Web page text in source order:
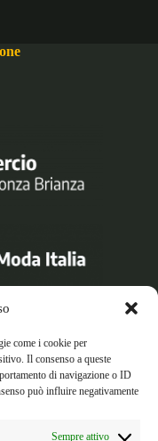
come i cookie per
Il consenso a queste
di navigazione o ID
può influire negativamente
Sempre attivo
pm